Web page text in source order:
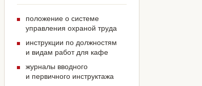
положение о системе
управления охраной труда
инструкции по должностям
и видам работ для кафе
журналы вводного
и первичного инструктажа